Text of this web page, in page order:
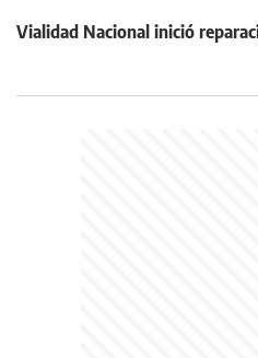
Vialidad Nacional inició